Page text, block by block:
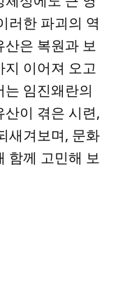
러한 파괴의 역
은 복원과 보
이어져 오고
임진왜란의
이 겪은 시련,
새겨보며, 문화
함께 고민해 보